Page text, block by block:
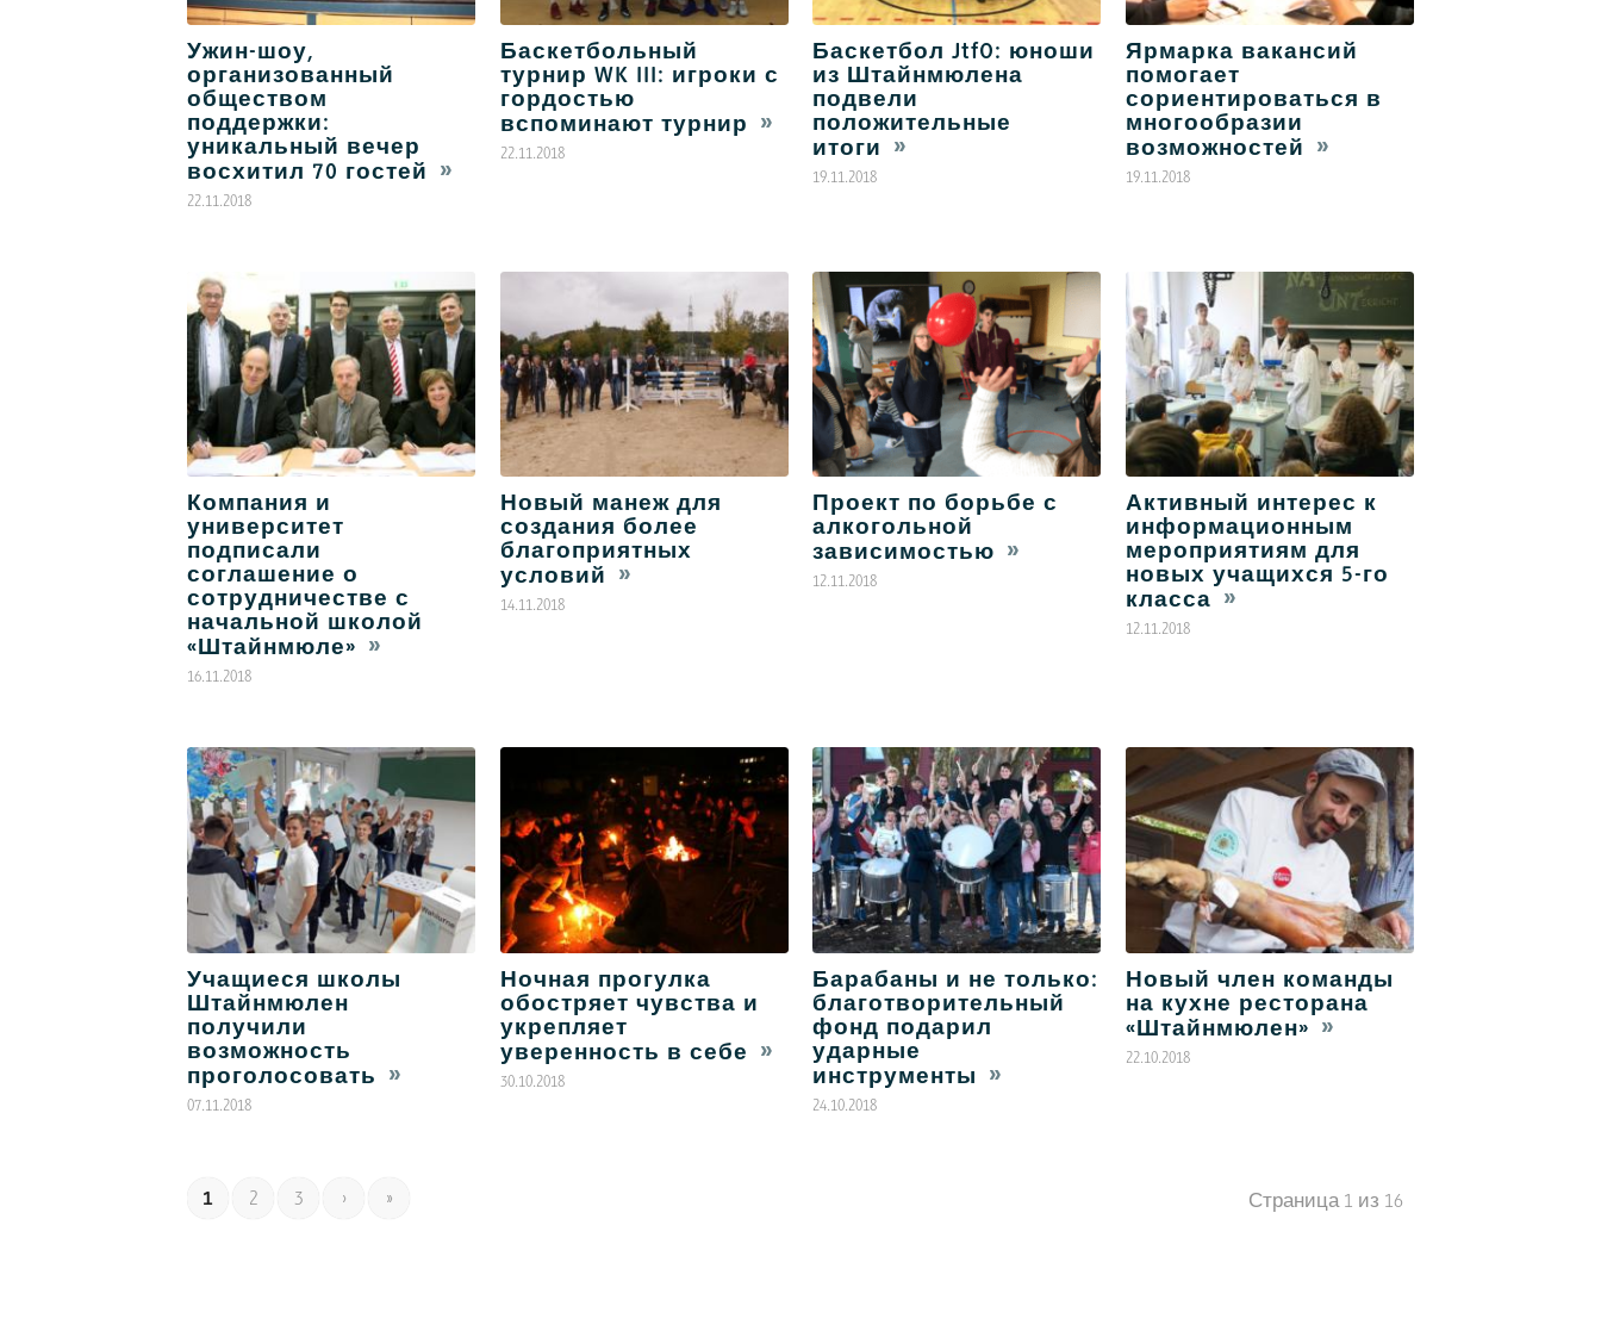
Ужин-шоу,
организованный
обществом
поддержки:
уникальный вечер
восхитил 70 гостей
22.11.2018
Баскетбольный
турнир WK III: игроки с
гордостью
вспоминают турнир
22.11.2018
Баскетбол JtfO: юноши
из Штайнмюлена
подвели
положительные
итоги
19.11.2018
Ярмарка вакансий
помогает
сориентироваться в
многообразии
возможностей
19.11.2018
Компания и
университет
подписали
соглашение о
сотрудничестве с
начальной школой
«Штайнмюле»
16.11.2018
Новый манеж для
создания более
благоприятных
условий
14.11.2018
Проект по борьбе с
алкогольной
зависимостью
12.11.2018
Активный интерес к
информационным
мероприятиям для
новых учащихся 5-го
класса
12.11.2018
Учащиеся школы
Штайнмюлен
получили
возможность
проголосовать
07.11.2018
Ночная прогулка
обостряет чувства и
укрепляет
уверенность в себе
30.10.2018
Барабаны и не только:
благотворительный
фонд подарил
ударные
инструменты
24.10.2018
Новый член команды
на кухне ресторана
«Штайнмюлен»
22.10.2018
Страница 1 из 16
1 2 3 › »